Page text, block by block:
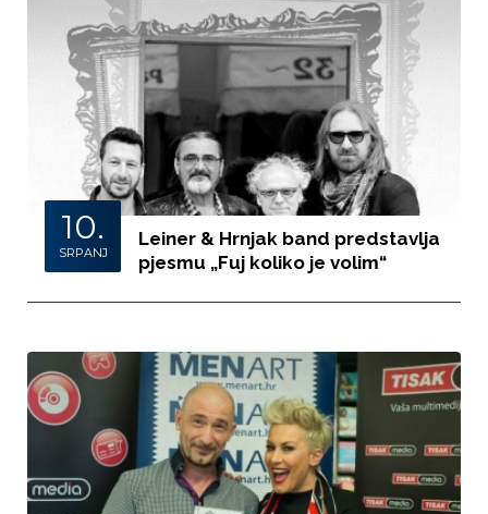
10.
SRPANJ
Leiner & Hrnjak band predstavlja
pjesmu „Fuj koliko je volim“